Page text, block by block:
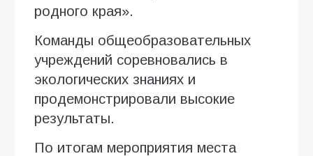
родного края».
Команды общеобразовательных
учреждений соревновались в
экологических знаниях и
продемонстрировали высокие
результаты.
По итогам мероприятия места